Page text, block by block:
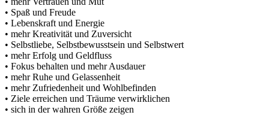
• Spaß und Freude
• Lebenskraft und Energie
• mehr Kreativität und Zuversicht
• Selbstliebe, Selbstbewusstsein und Selbstwert
• mehr Erfolg und Geldfluss
• Fokus behalten und mehr Ausdauer
• mehr Ruhe und Gelassenheit
• mehr Zufriedenheit und Wohlbefinden
• Ziele erreichen und Träume verwirklichen
• sich in der wahren Größe zeigen